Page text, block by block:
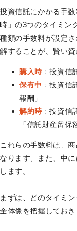
投資信託にかかる手
時」の3つのタイミン
種類の手数料が設定
解することが、賢い資
購入時：投資信
保有中 ：投資信
報酬」
解約時：投資信
「信託財産留保
これらの手数料は、
なります。また、中
します。
まずは、どのタイミ
全体像を把握しておき